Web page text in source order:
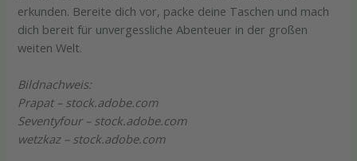
erkunden. Bereite dich vor, packe deine Taschen und mach
dich bereit für unvergessliche Abenteuer in der großen
weiten Welt.
Bildnachweis:
Prapat – stock.adobe.com
Seventyfour – stock.adobe.com
wetzkaz – stock.adobe.com